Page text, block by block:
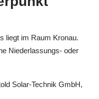
liegt im Raum Kronau.
Niederlassungs- oder
Solar-Technik GmbH,